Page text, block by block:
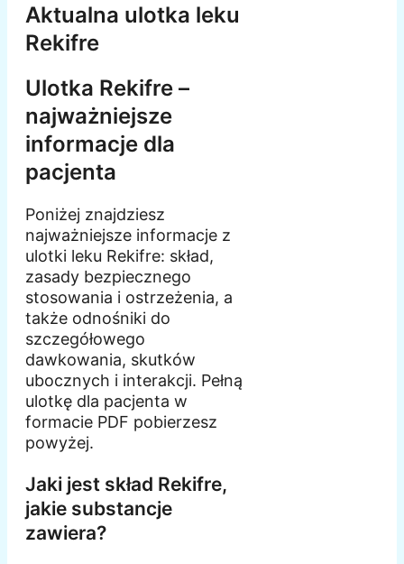
Aktualna ulotka leku
Rekifre
Ulotka Rekifre –
najważniejsze
informacje dla
pacjenta
Poniżej znajdziesz
najważniejsze informacje z
ulotki leku Rekifre: skład,
zasady bezpiecznego
stosowania i ostrzeżenia, a
także odnośniki do
szczegółowego
dawkowania, skutków
ubocznych i interakcji. Pełną
ulotkę dla pacjenta w
formacie PDF pobierzesz
powyżej.
Jaki jest skład Rekifre,
jakie substancje
zawiera?